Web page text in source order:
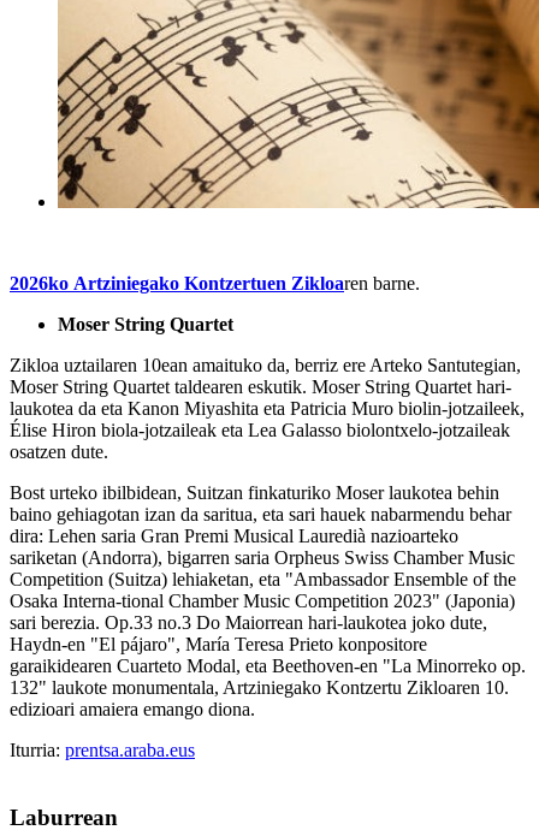
2026ko Artziniegako Kontzertuen Zikloaren barne.
Moser String Quartet
Zikloa uztailaren 10ean amaituko da, berriz ere Arteko Santutegian,
Moser String Quartet taldearen eskutik. Moser String Quartet hari-
laukotea da eta Kanon Miyashita eta Patricia Muro biolin-jotzaileek,
Élise Hiron biola-jotzaileak eta Lea Galasso biolontxelo-jotzaileak
osatzen dute.
Bost urteko ibilbidean, Suitzan finkaturiko Moser laukotea behin
baino gehiagotan izan da saritua, eta sari hauek nabarmendu behar
dira: Lehen saria Gran Premi Musical Lauredià nazioarteko
sariketan (Andorra), bigarren saria Orpheus Swiss Chamber Music
Competition (Suitza) lehiaketan, eta "Ambassador Ensemble of the
Osaka Interna-tional Chamber Music Competition 2023" (Japonia)
sari berezia. Op.33 no.3 Do Maiorrean hari-laukotea joko dute,
Haydn-en "El pájaro", María Teresa Prieto konpositore
garaikidearen Cuarteto Modal, eta Beethoven-en "La Minorreko op.
132" laukote monumentala, Artziniegako Kontzertu Zikloaren 10.
edizioari amaiera emango diona.
Iturria: prentsa.araba.eus
Laburrean